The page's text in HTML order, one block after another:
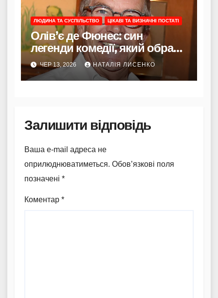
ЛЮДИНА ТА СУСПІЛЬСТВО ЦІКАВІ ТА ВИЗНАЧНІ ПОСТАТІ
Олів’є де Фюнес: син
легенди комедії, який обрав
небо замість софітів
ЧЕР 13, 2026 НАТАЛІЯ ЛИСЕНКО
Залишити відповідь
Ваша e-mail адреса не
оприлюднюватиметься. Обов’язкові поля
позначені *
Коментар *